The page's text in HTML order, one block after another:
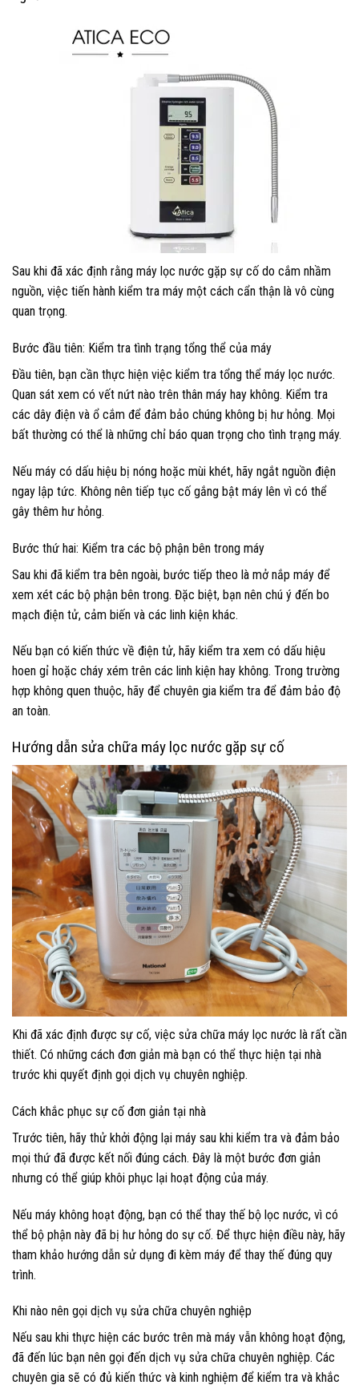
Sau khi đã xác định rằng máy lọc nước gặp sự cố do cắm nhầm
nguồn, việc tiến hành kiểm tra máy một cách cẩn thận là vô cùng
quan trọng.
Bước đầu tiên: Kiểm tra tình trạng tổng thể của máy
Đầu tiên, bạn cần thực hiện việc kiểm tra tổng thể máy lọc nước.
Quan sát xem có vết nứt nào trên thân máy hay không. Kiểm tra
các dây điện và ổ cắm để đảm bảo chúng không bị hư hỏng. Mọi
bất thường có thể là những chỉ báo quan trọng cho tình trạng máy.
Nếu máy có dấu hiệu bị nóng hoặc mùi khét, hãy ngắt nguồn điện
ngay lập tức. Không nên tiếp tục cố gắng bật máy lên vì có thể
gây thêm hư hỏng.
Bước thứ hai: Kiểm tra các bộ phận bên trong máy
Sau khi đã kiểm tra bên ngoài, bước tiếp theo là mở nắp máy để
xem xét các bộ phận bên trong. Đặc biệt, bạn nên chú ý đến bo
mạch điện tử, cảm biến và các linh kiện khác.
Nếu bạn có kiến thức về điện tử, hãy kiểm tra xem có dấu hiệu
hoen gỉ hoặc cháy xém trên các linh kiện hay không. Trong trường
hợp không quen thuộc, hãy để chuyên gia kiểm tra để đảm bảo độ
an toàn.
Hướng dẫn sửa chữa máy lọc nước gặp sự cố
Khi đã xác định được sự cố, việc sửa chữa máy lọc nước là rất cần
thiết. Có những cách đơn giản mà bạn có thể thực hiện tại nhà
trước khi quyết định gọi dịch vụ chuyên nghiệp.
Cách khắc phục sự cố đơn giản tại nhà
Trước tiên, hãy thử khởi động lại máy sau khi kiểm tra và đảm bảo
mọi thứ đã được kết nối đúng cách. Đây là một bước đơn giản
nhưng có thể giúp khôi phục lại hoạt động của máy.
Nếu máy không hoạt động, bạn có thể thay thế bộ lọc nước, vì có
thể bộ phận này đã bị hư hỏng do sự cố. Để thực hiện điều này, hãy
tham khảo hướng dẫn sử dụng đi kèm máy để thay thế đúng quy
trình.
Khi nào nên gọi dịch vụ sửa chữa chuyên nghiệp
Nếu sau khi thực hiện các bước trên mà máy vẫn không hoạt động,
đã đến lúc bạn nên gọi đến dịch vụ sửa chữa chuyên nghiệp. Các
chuyên gia sẽ có đủ kiến thức và kinh nghiệm để kiểm tra và khắc